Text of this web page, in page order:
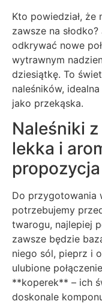
Kto powiedział, że
zawsze na
odkrywać nowe
wytrawnym
dziesiątkę. To
naleśników,
jako przekąska.
Naleśniki z
lekka i
propozycja
Do przygotowania
potrzebujemy
twarogu, najlepiej
zawsze będzie
niego sól, pieprz i
ulubione
**koperek** – ich
doskonale